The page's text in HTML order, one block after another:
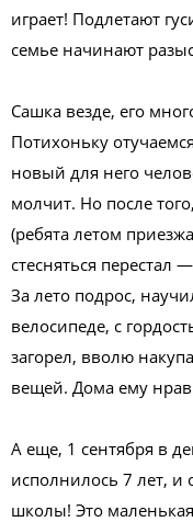
играет! Подлетают
семье начинают
Сашка везде, его
Потихоньку
новый для него
молчит. Но после
(ребята летом
стесняться перестал
За лето подрос,
велосипеде, с
загорел, вволю
вещей. Дома ему
А еще, 1 сентября в
исполнилось 7 лет, и
школы! Это